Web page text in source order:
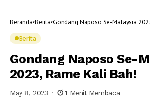
Beranda Berita Gondang Naposo Se-Malaysia
Berita
Gondang Naposo Se-
2023, Rame Kali Bah!
May 8, 2023 1 Menit Membaca